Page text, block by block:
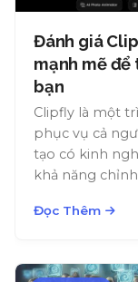
Đánh giá
mạnh mẽ để
bạn
Clipfly là một
phục vụ cả
tạo có kinh
khả năng
Đọc Thêm